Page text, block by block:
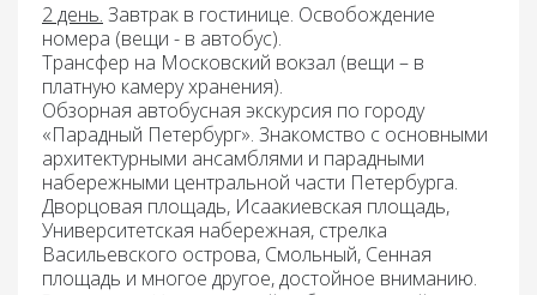
2 день. Завтрак в гостинице. Освобождение
номера (вещи - в автобус).
Трансфер на Московский вокзал (вещи – в
платную камеру хранения).
Обзорная автобусная экскурсия по городу
«Парадный Петербург». Знакомство с основными
архитектурными ансамблями и парадными
набережными центральной части Петербурга.
Дворцовая площадь, Исаакиевская площадь,
Университетская набережная, стрелка
Васильевского острова, Смольный, Сенная
площадь и многое другое, достойное вниманию.